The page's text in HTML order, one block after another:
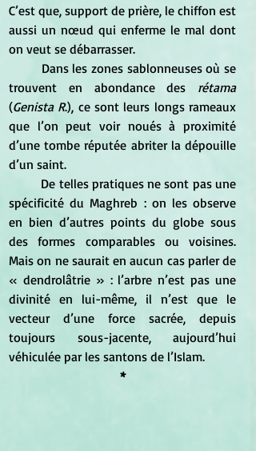
C’est que, support de prière, le chiffon est
aussi un nœud qui enferme le mal dont
on veut se débarrasser.
trouvent en abondance des rétama
(Genista R.), ce sont leurs longs rameaux
que l’on peut voir noués à proximité
d’une tombe réputée abriter la dépouille
d’un saint.
spécificité du Maghreb : on les observe
en bien d’autres points du globe sous
des formes comparables ou voisines.
Mais on ne saurait en aucun cas parler de
« dendrolâtrie » : l’arbre n’est pas une
divinité en lui-même, il n’est que le
vecteur d’une force sacrée, depuis
toujours sous-jacente, aujourd’hui
véhiculée par les santons de l’Islam.
*